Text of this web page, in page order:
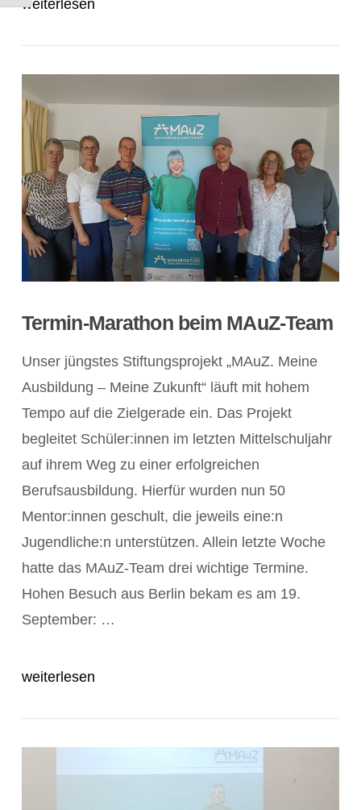
weiterlesen
POST ANZEIGEN
Termin-Marathon beim MAuZ-Team
Unser jüngstes Stiftungsprojekt „MAuZ. Meine
Ausbildung – Meine Zukunft“ läuft mit hohem
Tempo auf die Zielgerade ein. Das Projekt
begleitet Schüler:innen im letzten Mittelschuljahr
auf ihrem Weg zu einer erfolgreichen
Berufsausbildung. Hierfür wurden nun 50
Mentor:innen geschult, die jeweils eine:n
Jugendliche:n unterstützen. Allein letzte Woche
hatte das MAuZ-Team drei wichtige Termine.
Hohen Besuch aus Berlin bekam es am 19.
September: …
weiterlesen